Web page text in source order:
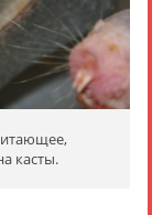
касты.